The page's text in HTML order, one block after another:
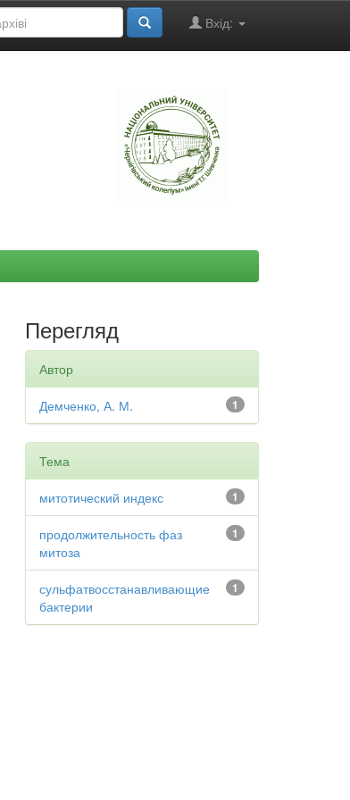
Вхід:
Перегляд
Автор
1
Демченко, А. М.
Тема
1
митотический индекс
1
продолжительность фаз
митоза
1
сульфатвосстанавливающие
бактерии